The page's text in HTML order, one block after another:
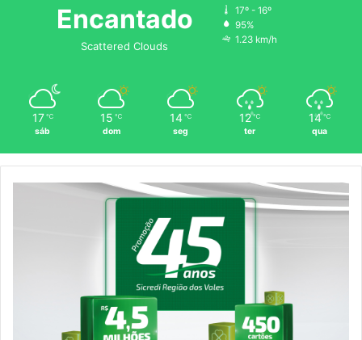
Encantado
Scattered Clouds
17º - 16º
95%
1.23 km/h
17 ℃
sáb
15 ℃
dom
14 ℃
seg
12 ℃
ter
14 ℃
qua